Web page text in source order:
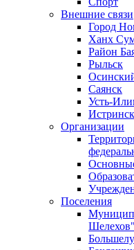
Внешние связи
Город
Ханх
Район
Рыльск
Саянск
Усть-
Организации
Поселения
Шелехов"